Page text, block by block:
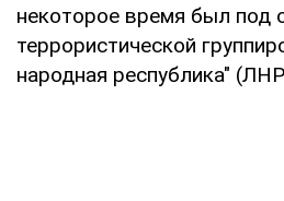
некоторое время был под
террористической
народная республика"